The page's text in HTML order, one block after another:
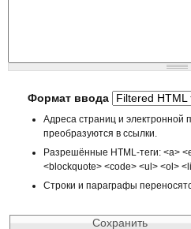
Формат ввода
Адреса страниц и электронной
преобразуются в ссылки.
Разрешённые HTML-теги: <a>
<blockquote> <code> <ul> <ol>
Строки и параграфы